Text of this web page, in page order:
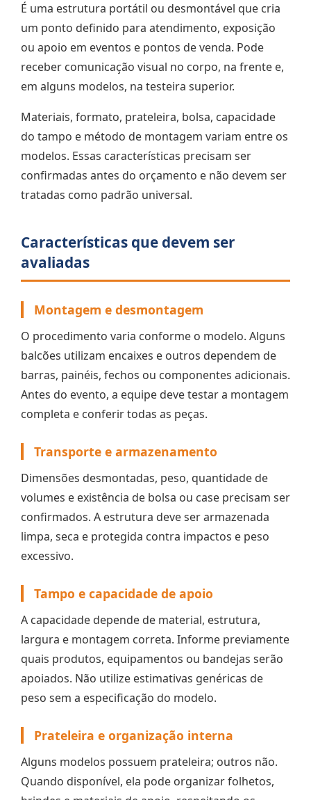
É uma estrutura portátil ou desmontável que cria
um ponto definido para atendimento, exposição
ou apoio em eventos e pontos de venda. Pode
receber comunicação visual no corpo, na frente e,
em alguns modelos, na testeira superior.
Materiais, formato, prateleira, bolsa, capacidade
do tampo e método de montagem variam entre os
modelos. Essas características precisam ser
confirmadas antes do orçamento e não devem ser
tratadas como padrão universal.
Características que devem ser
avaliadas
Montagem e desmontagem
O procedimento varia conforme o modelo. Alguns
balcões utilizam encaixes e outros dependem de
barras, painéis, fechos ou componentes adicionais.
Antes do evento, a equipe deve testar a montagem
completa e conferir todas as peças.
Transporte e armazenamento
Dimensões desmontadas, peso, quantidade de
volumes e existência de bolsa ou case precisam ser
confirmados. A estrutura deve ser armazenada
limpa, seca e protegida contra impactos e peso
excessivo.
Tampo e capacidade de apoio
A capacidade depende de material, estrutura,
largura e montagem correta. Informe previamente
quais produtos, equipamentos ou bandejas serão
apoiados. Não utilize estimativas genéricas de
peso sem a especificação do modelo.
Prateleira e organização interna
Alguns modelos possuem prateleira; outros não.
Quando disponível, ela pode organizar folhetos,